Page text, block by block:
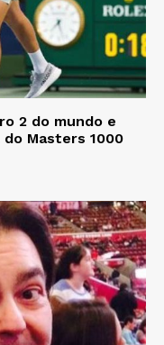
2 do mundo e
Masters 1000